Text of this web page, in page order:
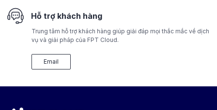
Hỗ trợ khách hàng
Trung tâm hỗ trợ khách hàng giúp giải đáp mọi thắc mắc về dịch
vụ và giải pháp của FPT Cloud.
Email